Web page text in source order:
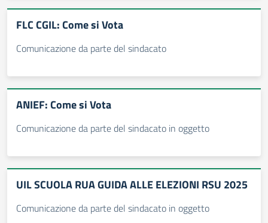
FLC CGIL: Come si Vota
Comunicazione da parte del sindacato
ANIEF: Come si Vota
Comunicazione da parte del sindacato in oggetto
UIL SCUOLA RUA GUIDA ALLE ELEZIONI RSU 2025
Comunicazione da parte del sindacato in oggetto